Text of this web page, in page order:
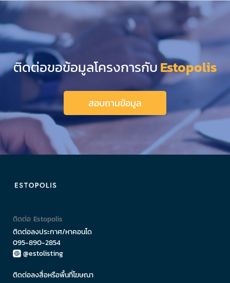
ติดต่อขอข้อมูลโครงการกับEstopolis
สอบถามข้อมูล
ติดต่อ Estopolis
ติดต่อลงประกาศ/หาคอนโด
095-890-2854
@estolisting
ติดต่อลงสื่อหรือพื้นที่โฆษณา